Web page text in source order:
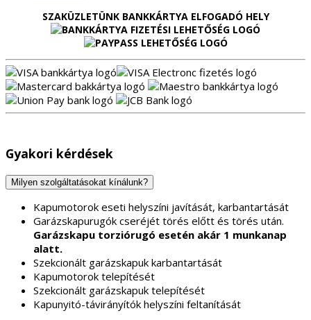
SZAKÜZLETÜNK BANKKÁRTYA ELFOGADÓ HELY
Gyakori kérdések
Milyen szolgáltatásokat kínálunk?
Kapumotorok eseti helyszíni javítását, karbantartását
Garázskapurugók cseréjét törés előtt és törés után.
Garázskapu torziórugó esetén akár 1 munkanap
alatt.
Szekcionált garázskapuk karbantartását
Kapumotorok telepítését
Szekcionált garázskapuk telepítését
Kapunyitó-távirányítók helyszíni feltanítását